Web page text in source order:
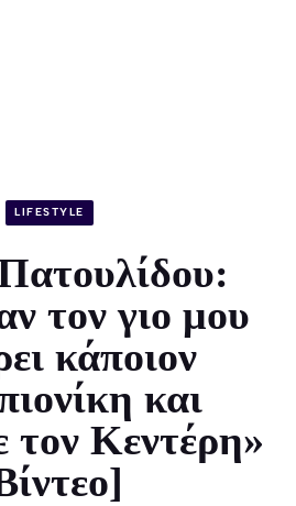
LIFESTYLE
τον γιο μου
κάποιον
και
τον Κεντέρη»